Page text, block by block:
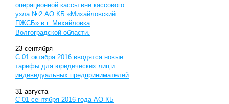
операционной кассы вне кассового
узла №2 АО КБ «Михайловский
ПЖСБ» в г. Михайловка
Волгоградской области.
23 сентября
С 01 октября 2016 вводятся новые
тарифы для юридических лиц и
индивидуальных предпринимателей
31 августа
С 01 сентября 2016 года АО КБ